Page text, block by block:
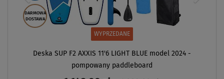
DARMOWA
DOSTAWA
WYPRZEDANE
Deska SUP F2 AXXIS 11'6 LIGHT BLUE model 2024 -
pompowany paddleboard